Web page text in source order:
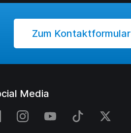
Zum Kontaktformular
Media